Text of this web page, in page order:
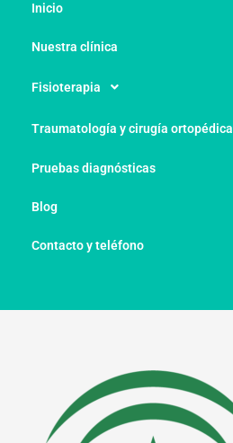
Inicio
Nuestra clínica
Fisioterapia
Traumatología y cirugía ortopédica
Pruebas diagnósticas
Blog
Contacto y teléfono